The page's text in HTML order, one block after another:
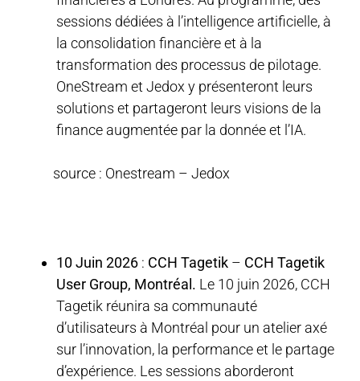
sessions dédiées à l’intelligence artificielle, à
la consolidation financière et à la
transformation des processus de pilotage.
OneStream et Jedox y présenteront leurs
solutions et partageront leurs visions de la
finance augmentée par la donnée et l’IA.
source : Onestream – Jedox
10 Juin 2026 : CCH Tagetik – CCH Tagetik
User Group, Montréal. Le 10 juin 2026, CCH
Tagetik réunira sa communauté
d’utilisateurs à Montréal pour un atelier axé
sur l’innovation, la performance et le partage
d’expérience. Les sessions aborderont